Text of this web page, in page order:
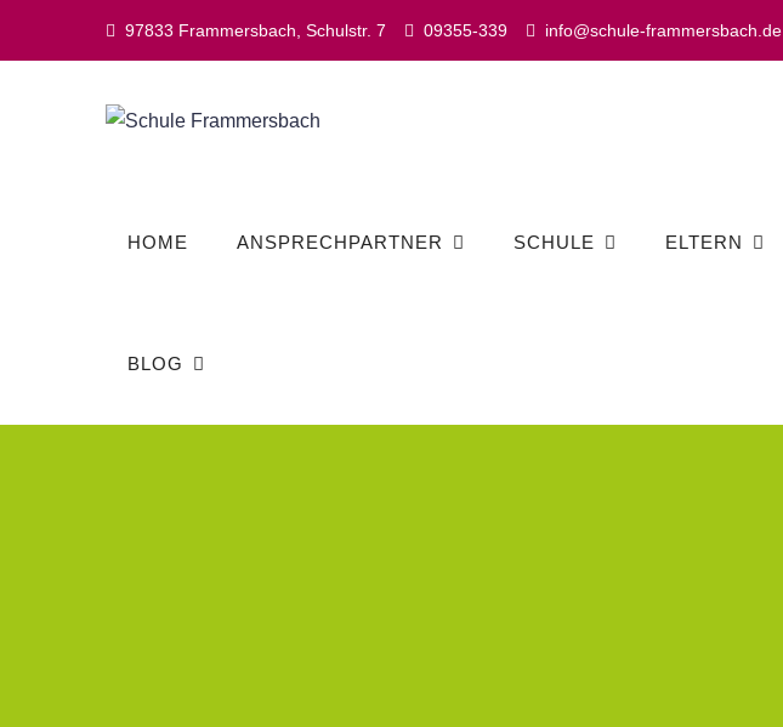
97833 Frammersbach, Schulstr. 7 09355-339 info@schule-frammersbach.de
HOME ANSPRECHPARTNER SCHULE ELTERN
BLOG